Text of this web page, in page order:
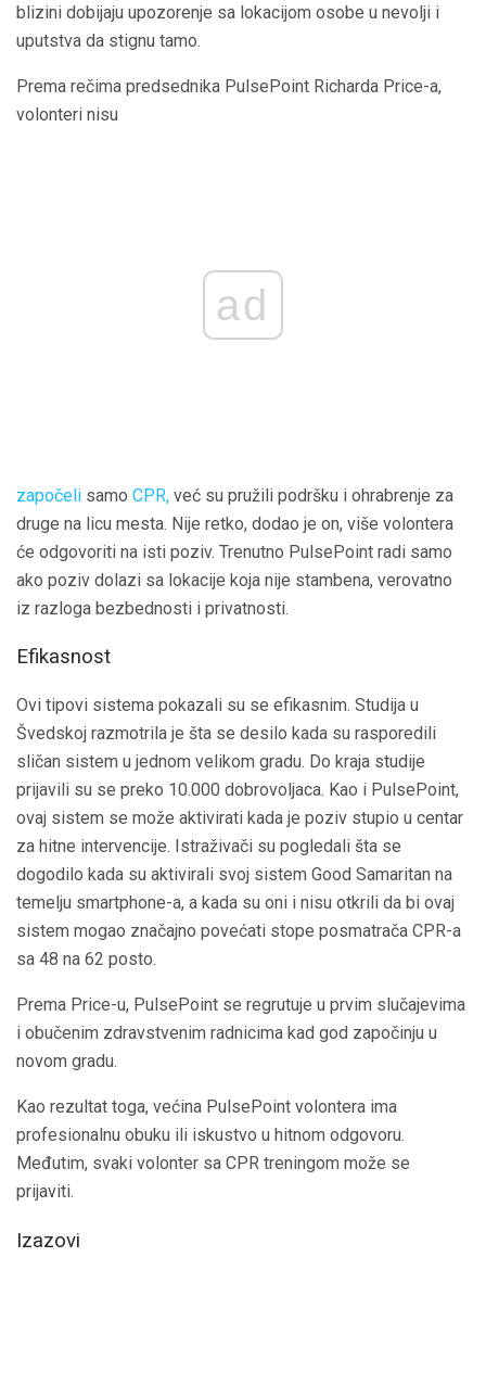
blizini dobijaju upozorenje sa lokacijom osobe u nevolji i
uputstva da stignu tamo.
Prema rečima predsednika PulsePoint Richarda Price-a,
volonteri nisu
ad
započeli samo CPR, već su pružili podršku i ohrabrenje za
druge na licu mesta. Nije retko, dodao je on, više volontera
će odgovoriti na isti poziv. Trenutno PulsePoint radi samo
ako poziv dolazi sa lokacije koja nije stambena, verovatno
iz razloga bezbednosti i privatnosti.
Efikasnost
Ovi tipovi sistema pokazali su se efikasnim. Studija u
Švedskoj razmotrila je šta se desilo kada su rasporedili
sličan sistem u jednom velikom gradu. Do kraja studije
prijavili su se preko 10.000 dobrovoljaca. Kao i PulsePoint,
ovaj sistem se može aktivirati kada je poziv stupio u centar
za hitne intervencije. Istraživači su pogledali šta se
dogodilo kada su aktivirali svoj sistem Good Samaritan na
temelju smartphone-a, a kada su oni i nisu otkrili da bi ovaj
sistem mogao značajno povećati stope posmatrača CPR-a
sa 48 na 62 posto.
Prema Price-u, PulsePoint se regrutuje u prvim slučajevima
i obučenim zdravstvenim radnicima kad god započinju u
novom gradu.
Kao rezultat toga, većina PulsePoint volontera ima
profesionalnu obuku ili iskustvo u hitnom odgovoru.
Međutim, svaki volonter sa CPR treningom može se
prijaviti.
Izazovi